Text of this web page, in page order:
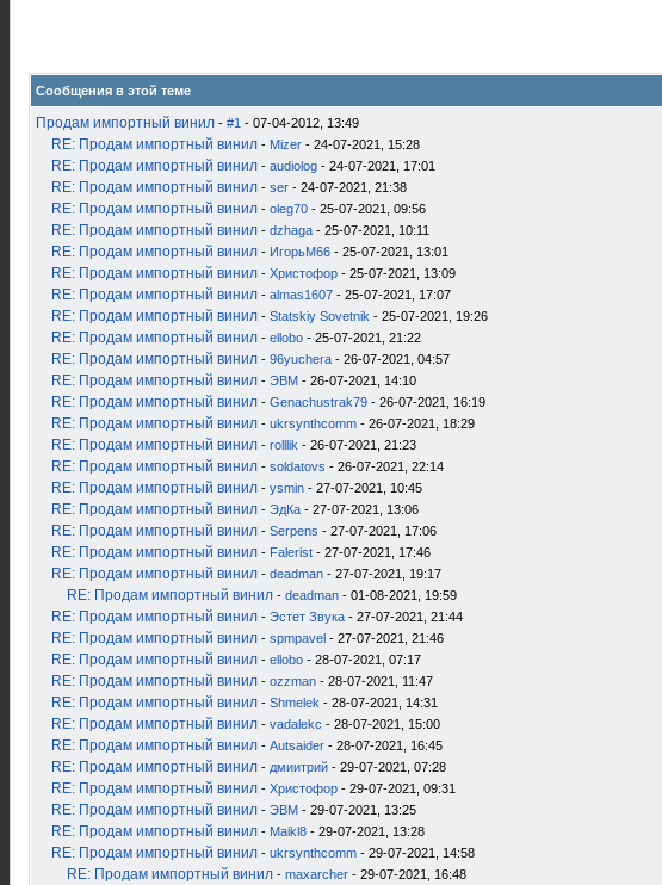
Сообщения в этой теме
Продам импортный винил - #1 - 07-04-2012, 13:49
RE: Продам импортный винил - Mizer - 24-07-2021, 15:28
RE: Продам импортный винил - audiolog - 24-07-2021, 17:01
RE: Продам импортный винил - ser - 24-07-2021, 21:38
RE: Продам импортный винил - oleg70 - 25-07-2021, 09:56
RE: Продам импортный винил - dzhaga - 25-07-2021, 10:11
RE: Продам импортный винил - ИгорьМ66 - 25-07-2021, 13:01
RE: Продам импортный винил - Христофор - 25-07-2021, 13:09
RE: Продам импортный винил - almas1607 - 25-07-2021, 17:07
RE: Продам импортный винил - Statskiy Sovetnik - 25-07-2021, 19:26
RE: Продам импортный винил - ellobo - 25-07-2021, 21:22
RE: Продам импортный винил - 96yuchera - 26-07-2021, 04:57
RE: Продам импортный винил - ЭВМ - 26-07-2021, 14:10
RE: Продам импортный винил - Genachustrak79 - 26-07-2021, 16:19
RE: Продам импортный винил - ukrsynthcomm - 26-07-2021, 18:29
RE: Продам импортный винил - rolllik - 26-07-2021, 21:23
RE: Продам импортный винил - soldatovs - 26-07-2021, 22:14
RE: Продам импортный винил - ysmin - 27-07-2021, 10:45
RE: Продам импортный винил - ЭдКа - 27-07-2021, 13:06
RE: Продам импортный винил - Serpens - 27-07-2021, 17:06
RE: Продам импортный винил - Falerist - 27-07-2021, 17:46
RE: Продам импортный винил - deadman - 27-07-2021, 19:17
RE: Продам импортный винил - deadman - 01-08-2021, 19:59
RE: Продам импортный винил - Эстет Звука - 27-07-2021, 21:44
RE: Продам импортный винил - spmpavel - 27-07-2021, 21:46
RE: Продам импортный винил - ellobo - 28-07-2021, 07:17
RE: Продам импортный винил - ozzman - 28-07-2021, 11:47
RE: Продам импортный винил - Shmelek - 28-07-2021, 14:31
RE: Продам импортный винил - vadalekc - 28-07-2021, 15:00
RE: Продам импортный винил - Autsaider - 28-07-2021, 16:45
RE: Продам импортный винил - дмиитрий - 29-07-2021, 07:28
RE: Продам импортный винил - Христофор - 29-07-2021, 09:31
RE: Продам импортный винил - ЭВМ - 29-07-2021, 13:25
RE: Продам импортный винил - Maikl8 - 29-07-2021, 13:28
RE: Продам импортный винил - ukrsynthcomm - 29-07-2021, 14:58
RE: Продам импортный винил - maxarcher - 29-07-2021, 16:48